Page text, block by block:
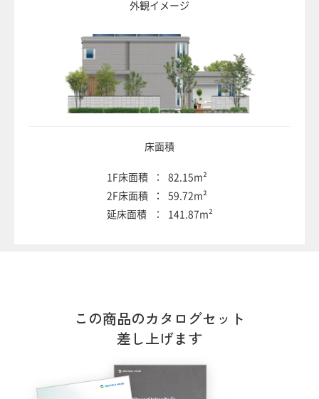
外観イメージ
床面積
1F床面積
82.15m²
2F床面積
59.72m²
延床面積
141.87m²
この商品のカタログセット
差し上げます